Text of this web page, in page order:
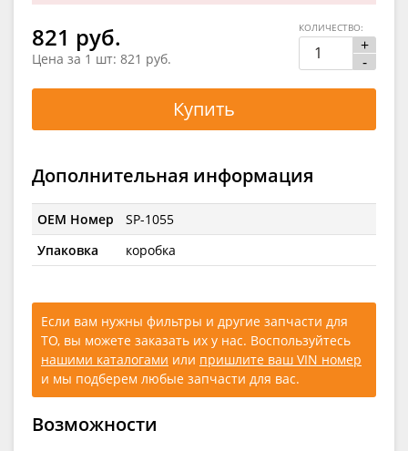
821 руб.
Цена за 1 шт: 821 руб.
+
-
КОЛИЧЕСТВО:
Купить
Дополнительная информация
OEM Номер
SP-1055
Упаковка
коробка
Если вам нужны фильтры и другие запчасти для
ТО, вы можете заказать их у нас. Воспользуйтесь
нашими каталогами или пришлите ваш VIN номер
и мы подберем любые запчасти для вас.
Возможности